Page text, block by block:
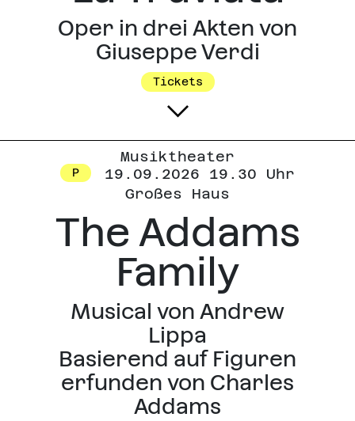
Poet and the Sun einen neuen
Abend mit experimentellem
Musiktheater anbieten.
Oper in drei Akten von
Giuseppe Verdi
Tickets
P 19.09.2026 19.30 Uhr
Musiktheater
Großes Haus
The Addams
Family
Musical von Andrew
Lippa
Basierend auf Figuren
erfunden von Charles
Addams